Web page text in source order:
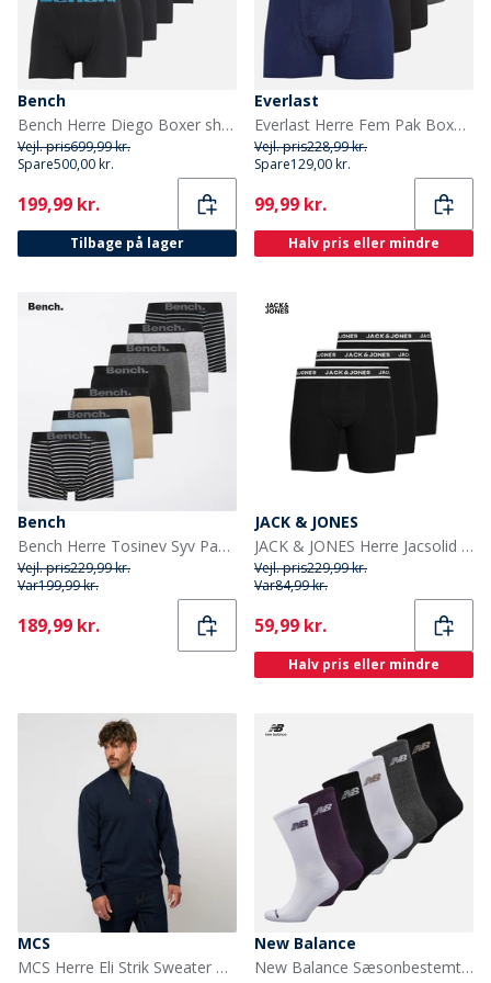
Bench
Bench Herre Diego Boxer shorts Sort
Vejl. pris699,99 kr.
Spare500,00 kr.
Current
199,99 kr.
Tilbage på lager
Everlast
Everlast Herre Fem Pak Boxer Trusser Sort/Grå/Blå
Vejl. pris228,99 kr.
Spare129,00 kr.
Current
99,99 kr.
Halv pris eller mindre
Bench
Bench Herre Tosinev Syv Pakke Boxers Black Stripes/Skyway/Charcoal Marl/Black Stripes/Stone/Sort/Grey Marl
Vejl. pris229,99 kr.
Var199,99 kr.
Current
189,99 kr.
JACK & JONES
JACK & JONES Herre Jacsolid tre pak boxershorts Sort
Vejl. pris229,99 kr.
Var84,99 kr.
Current
59,99 kr.
Halv pris eller mindre
MCS
MCS Herre Eli Strik Sweater Dark Sapphire
New Balance
New Balance Sæsonbestemt seks pak crew sokker Multi